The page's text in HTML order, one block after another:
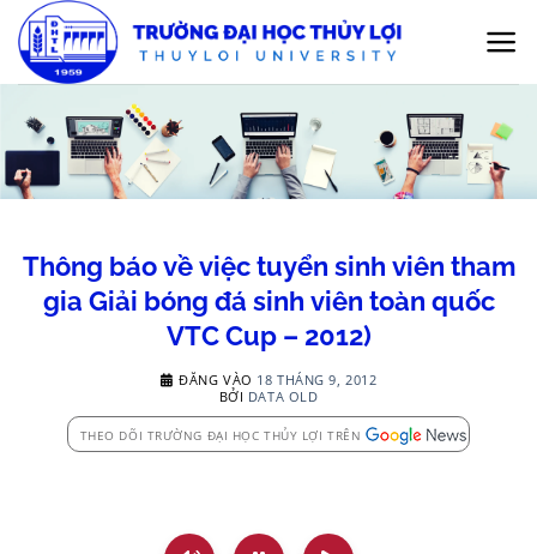
qua
nội
Thông báo về việc tuyển sinh viên tham
gia Giải bóng đá sinh viên toàn quốc
VTC Cup – 2012)
ĐĂNG VÀO 18 THÁNG 9, 2012
BỞI DATA OLD
THEO DÕI TRƯỜNG ĐẠI HỌC THỦY LỢI TRÊN